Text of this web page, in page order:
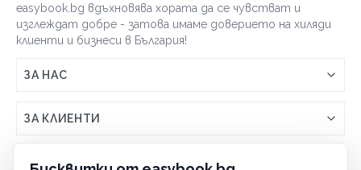
Културно наследство
Занимателни
Приложни изкуства
Музика
Пеене
Театър
easybook.bg вдъхновява хората да се чувстват и
изглеждат добре - затова имаме доверието на хиляди
клиенти и бизнеси в България!
ЗА НАС
Връзка с easybook.bg
Как работи easybook
ЗА КЛИЕНТИ
ЗА ТЪРГОВЦИ